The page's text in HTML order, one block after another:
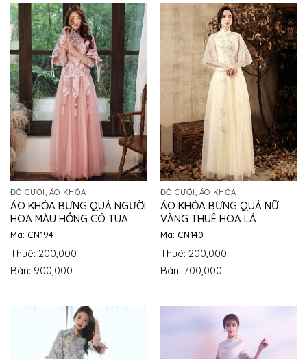
ĐỒ CƯỚI, ÁO KHỎA
ÁO KHỎA BƯNG QUẢ NGƯỜI
HOA MÀU HỒNG CÓ TUA
Mã: CN194
Thuê: 200,000
Bán: 900,000
ĐỒ CƯỚI, ÁO KHỎA
ÁO KHỎA BƯNG QUẢ NỮ
VÀNG THUÊ HOA LÁ
Mã: CN140
Thuê: 200,000
Bán: 700,000